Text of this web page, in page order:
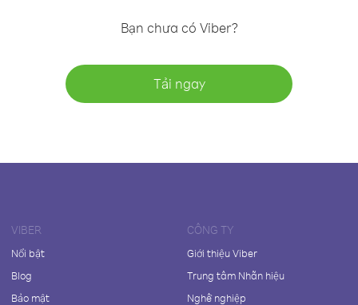
Bạn chưa có Viber?
Tải ngay
VIBER
Nổi bật
Blog
Bảo mật
CÔNG TY
Giới thiệu Viber
Trung tâm Nhãn hiệu
Nghề nghiệp